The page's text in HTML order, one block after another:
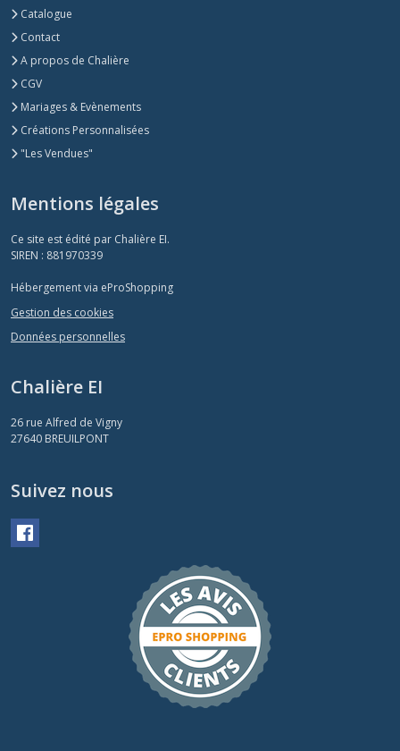
Catalogue
Contact
A propos de Chalière
CGV
Mariages & Evènements
Créations Personnalisées
"Les Vendues"
Mentions légales
Ce site est édité par Chalière EI.
SIREN : 881970339
Hébergement via eProShopping
Gestion des cookies
Données personnelles
Chalière EI
26 rue Alfred de Vigny
27640 BREUILPONT
Suivez nous